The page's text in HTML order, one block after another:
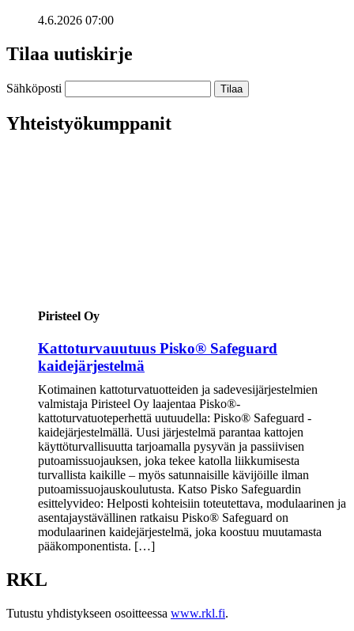
4.6.2026 07:00
Tilaa uutiskirje
Sähköposti
Yhteistyökumppanit
Piristeel Oy
Kattoturvauutuus Pisko® Safeguard
kaidejärjestelmä
Kotimainen kattoturvatuotteiden ja sadevesijärjestelmien
valmistaja Piristeel Oy laajentaa Pisko®-
kattoturvatuoteperhettä uutuudella: Pisko® Safeguard -
kaidejärjestelmällä. Uusi järjestelmä parantaa kattojen
käyttöturvallisuutta tarjoamalla pysyvän ja passiivisen
putoamissuojauksen, joka tekee katolla liikkumisesta
turvallista kaikille – myös satunnaisille kävijöille ilman
putoamissuojauskoulutusta. Katso Pisko Safeguardin
esittelyvideo: Helposti kohteisiin toteutettava, modulaarinen ja
asentajaystävällinen ratkaisu Pisko® Safeguard on
modulaarinen kaidejärjestelmä, joka koostuu muutamasta
pääkomponentista. […]
RKL
Tutustu yhdistykseen osoitteessa www.rkl.fi.